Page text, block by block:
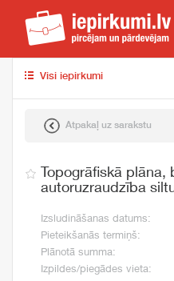
Visi iepirkumi
Atpakaļ uz sarakstu
Topogrāfiskā
autoruzraudzība
Izsludināšanas datums:
Pieteikšanās termiņš:
Plānotā summa:
Izpildes/piegādes vieta: